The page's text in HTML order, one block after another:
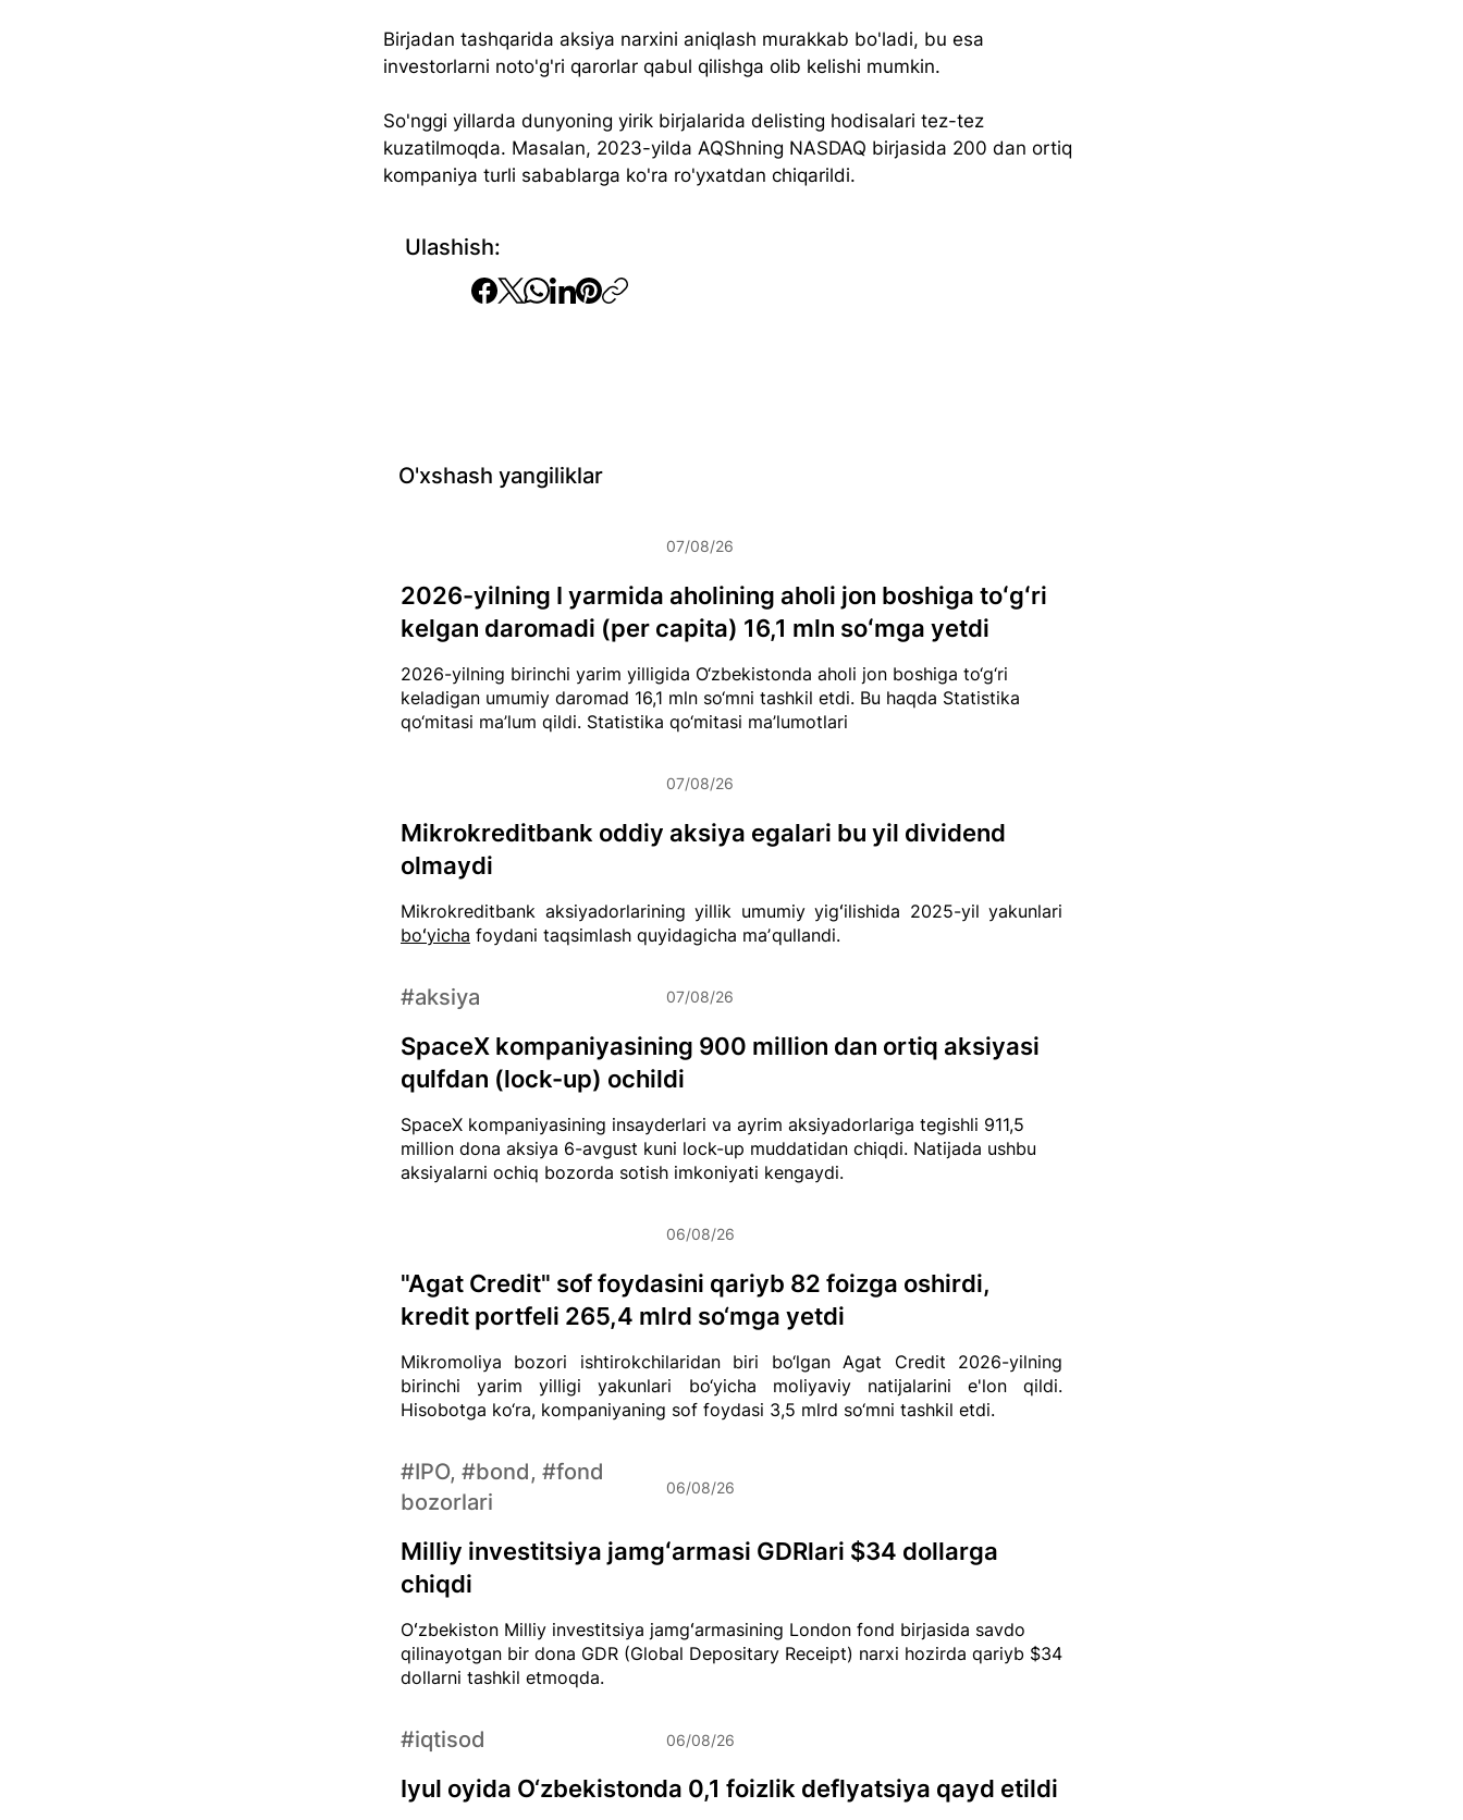
Ulashish:
Birjadan tashqarida aksiya narxini aniqlash murakkab bo'ladi, bu esa
investorlarni noto'g'ri qarorlar qabul qilishga olib kelishi mumkin.
So'nggi yillarda dunyoning yirik birjalarida delisting hodisalari tez-tez
kuzatilmoqda. Masalan, 2023-yilda AQShning NASDAQ birjasida 200 dan ortiq
kompaniya turli sabablarga ko'ra ro'yxatdan chiqarildi.
O'xshash yangiliklar
2026-yilning birinchi yarim yilligida O‘zbekistonda aholi jon boshiga to‘g‘ri
keladigan umumiy daromad 16,1 mln so‘mni tashkil etdi. Bu haqda Statistika
qo‘mitasi ma’lum qildi. Statistika qo‘mitasi ma’lumotlari
2026-yilning I yarmida aholining aholi jon boshiga toʻgʻri
kelgan daromadi (per capita) 16,1 mln soʻmga yetdi
07/08/26
Mikrokreditbank aksiyadorlarining yillik umumiy yigʻilishida 2025-yil yakunlari
boʻyicha foydani taqsimlash quyidagicha maʼqullandi.
Mikrokreditbank oddiy aksiya egalari bu yil dividend
olmaydi
07/08/26
SpaceX kompaniyasining insayderlari va ayrim aksiyadorlariga tegishli 911,5
million dona aksiya 6-avgust kuni lock-up muddatidan chiqdi. Natijada ushbu
aksiyalarni ochiq bozorda sotish imkoniyati kengaydi.
SpaceX kompaniyasining 900 million dan ortiq aksiyasi
qulfdan (lock-up) ochildi
#aksiya 07/08/26
Mikromoliya bozori ishtirokchilaridan biri bo‘lgan Agat Credit 2026-yilning
birinchi yarim yilligi yakunlari bo‘yicha moliyaviy natijalarini e'lon qildi.
Hisobotga ko‘ra, kompaniyaning sof foydasi 3,5 mlrd so‘mni tashkil etdi.
"Agat Credit" sof foydasini qariyb 82 foizga oshirdi,
kredit portfeli 265,4 mlrd so‘mga yetdi
06/08/26
Oʻzbekiston Milliy investitsiya jamgʻarmasining London fond birjasida savdo
qilinayotgan bir dona GDR (Global Depositary Receipt) narxi hozirda qariyb $34
dollarni tashkil etmoqda.
Milliy investitsiya jamgʻarmasi GDRlari $34 dollarga
chiqdi
#IPO, #bond, #fond
bozorlari
06/08/26
Iyul oyida O‘zbekistonda 0,1 foizlik deflyatsiya qayd etildi
#iqtisod 06/08/26